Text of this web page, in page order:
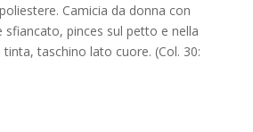
Camicia da donna con
pinces sul petto e nella
taschino lato cuore. (Col. 30: